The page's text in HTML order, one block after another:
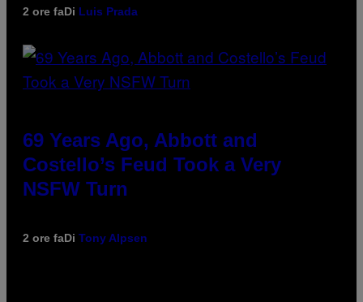
2 ore faDi Luis Prada
69 Years Ago, Abbott and
Costello’s Feud Took a Very
NSFW Turn
2 ore faDi Tony Alpsen